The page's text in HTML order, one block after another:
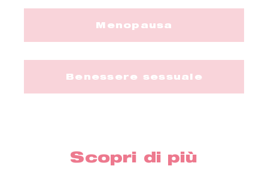
Menopausa
Benessere sessuale
Scopri di più